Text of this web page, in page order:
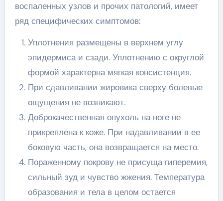
воспаленных узлов и прочих патологий, имеет
ряд специфических симптомов:
Уплотнения размещены в верхнем углу
эпидермиса и сзади. Уплотнению с округлой
формой характерна мягкая консистенция.
При сдавливании жировика сверху болевые
ощущения не возникают.
Доброкачественная опухоль на ноге не
прикреплена к коже. При надавливании в ее
боковую часть, она возвращается на место.
Пораженному покрову не присуща гиперемия,
сильный зуд и чувство жжения. Температура
образования и тела в целом остается